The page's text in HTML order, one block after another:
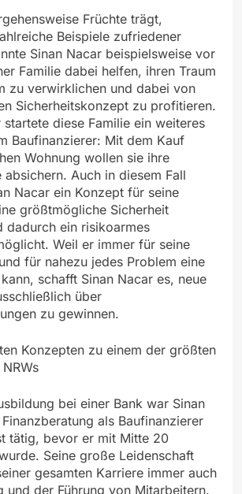
Früchte trägt,
Beispiele zufriedener
Sinan Nacar beispielsweise vor
Familie dabei helfen, ihren Traum
zu verwirklichen und dabei von
Sicherheitskonzept zu profitieren.
startete diese Familie ein weiteres
Baufinanzierer: Mit dem Kauf
Wohnung wollen sie ihre
Auch in diesem Fall
Nacar ein Konzept für seine
größtmögliche Sicherheit
dadurch ein risikoarmes
Weil er immer für seine
für nahezu jedes Problem eine
schafft Sinan Nacar es, neue
über
zu gewinnen.
Konzepten zu einem der größten
bei einer Bank war Sinan
als Baufinanzierer
tätig, bevor er mit Mitte 20
Seine große Leidenschaft
gesamten Karriere immer auch
und der Führung von Mitarbeitern.